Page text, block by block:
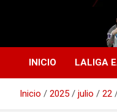
Agente
La nueva generación
INICIO LALIGA
Inicio 2025 julio 22